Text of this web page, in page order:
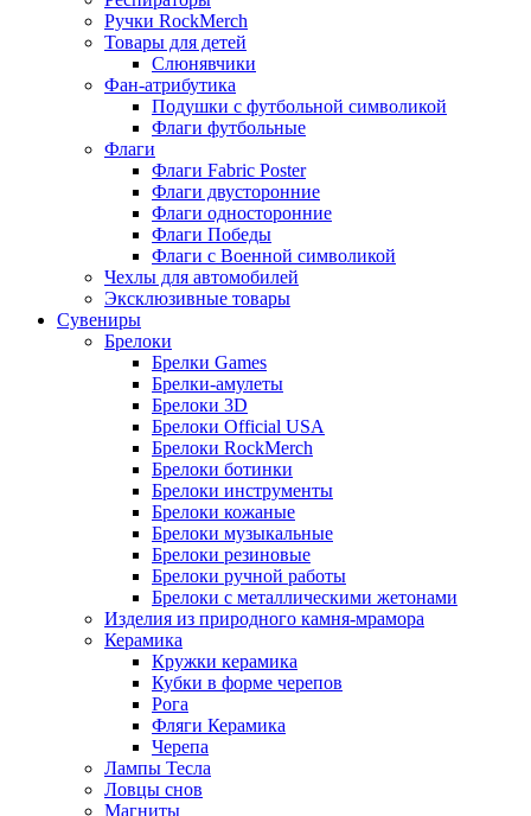
Ручки RockMerch
Товары для детей
Слюнявчики
Фан-атрибутика
Подушки с футбольной символикой
Флаги футбольные
Флаги
Флаги Fabric Poster
Флаги двусторонние
Флаги односторонние
Флаги Победы
Флаги с Военной символикой
Чехлы для автомобилей
Эксклюзивные товары
Сувениры
Брелоки
Брелки Games
Брелки-амулеты
Брелоки 3D
Брелоки Official USA
Брелоки RockMerch
Брелоки ботинки
Брелоки инструменты
Брелоки кожаные
Брелоки музыкальные
Брелоки резиновые
Брелоки ручной работы
Брелоки с металлическими жетонами
Изделия из природного камня-мрамора
Керамика
Кружки керамика
Кубки в форме черепов
Рога
Фляги Керамика
Черепа
Лампы Тесла
Ловцы снов
Магниты